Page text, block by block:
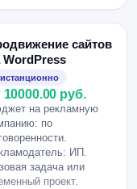
сильно упал в
(Цена
договорная).
и
a2tron.ru.
сайтов
WordPress
10000.00 руб.
на рекламную
по
ИП.
задача или
проект.